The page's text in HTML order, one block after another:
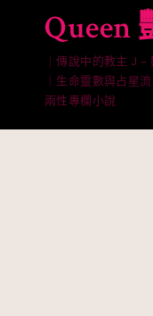
content
Queen
｜傳說中的教主 J
｜生命靈數與占星
兩性專欄小說